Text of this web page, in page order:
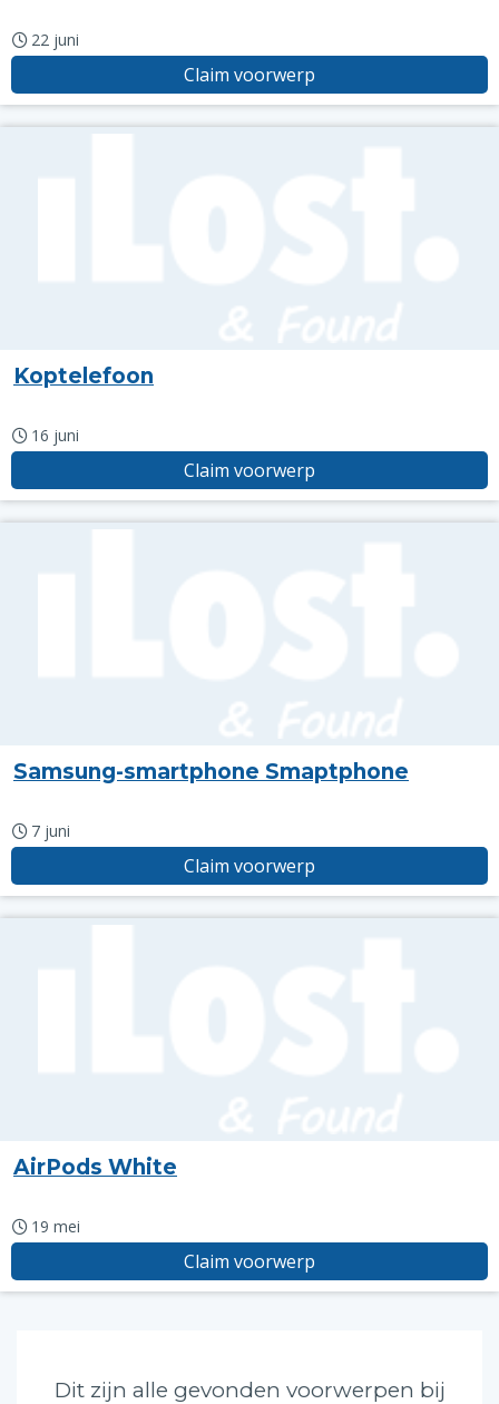
22 juni
Claim voorwerp
Koptelefoon
16 juni
Claim voorwerp
Samsung-smartphone Smaptphone
7 juni
Claim voorwerp
AirPods White
19 mei
Claim voorwerp
Dit zijn alle gevonden voorwerpen bij